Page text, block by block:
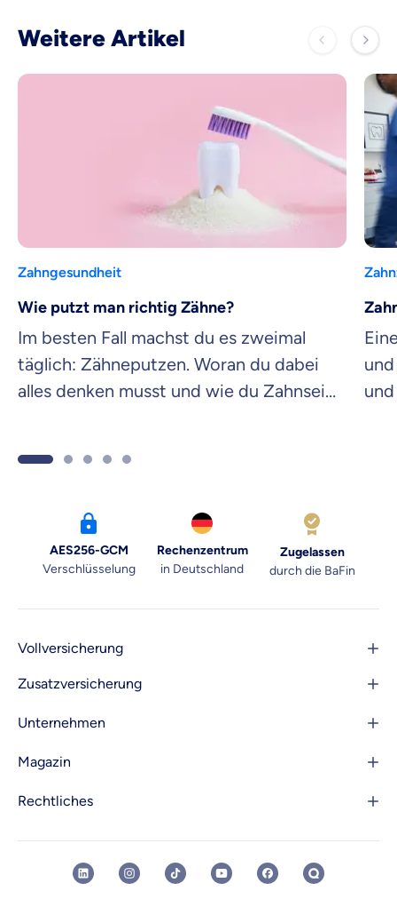
Weitere Artikel
Zahngesundheit
Wie putzt man richtig Zähne?
Im besten Fall machst du es zweimal
täglich: Zähneputzen. Woran du dabei
alles denken musst und wie du Zahnseide
AES256-GCM
Verschlüsselung
Rechenzentrum
in Deutschland
Zugelassen
durch die BaFin
Vollversicherung
Zusatzversicherung
Unternehmen
Magazin
Rechtliches